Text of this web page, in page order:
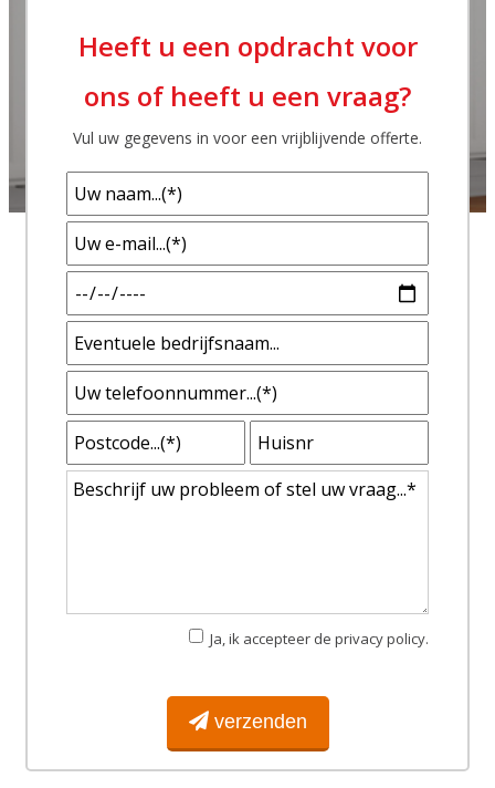
Heeft u een opdracht voor
ons of heeft u een vraag?
Vul uw gegevens in voor een vrijblijvende offerte.
Ja, ik accepteer de privacy policy.
verzenden